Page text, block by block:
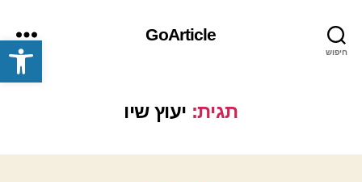
פתח סרגל נגישות חיפוש
GoArticle
תפריט
תגית: יעוץ שיו